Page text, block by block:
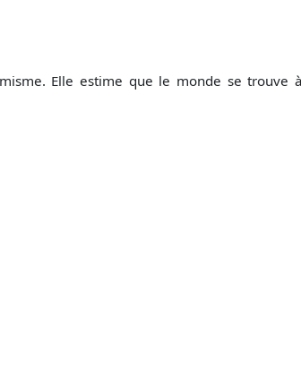
Elle estime que le monde se trouve